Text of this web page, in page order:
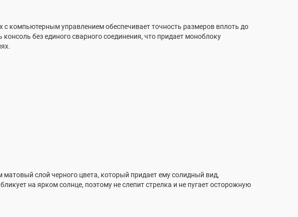
компьютерным управлением обеспечивает точность размеров вплоть до
без единого сварного соединения, что придает моноблоку
слой черного цвета, который придает ему солидный вид,
на ярком солнце, поэтому не слепит стрелка и не пугает осторожную